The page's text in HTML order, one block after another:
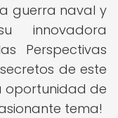
guerra naval y
innovadora
Perspectivas
de este
oportunidad de
tema!